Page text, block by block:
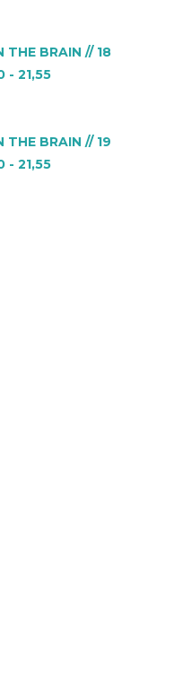
THE BRAIN // 18
- 21,55
THE BRAIN // 19
- 21,55